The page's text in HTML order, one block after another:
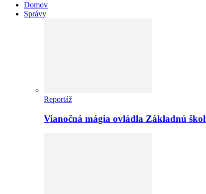
Domov
Správy
Reportáž
Vianočná mágia ovládla Základnú